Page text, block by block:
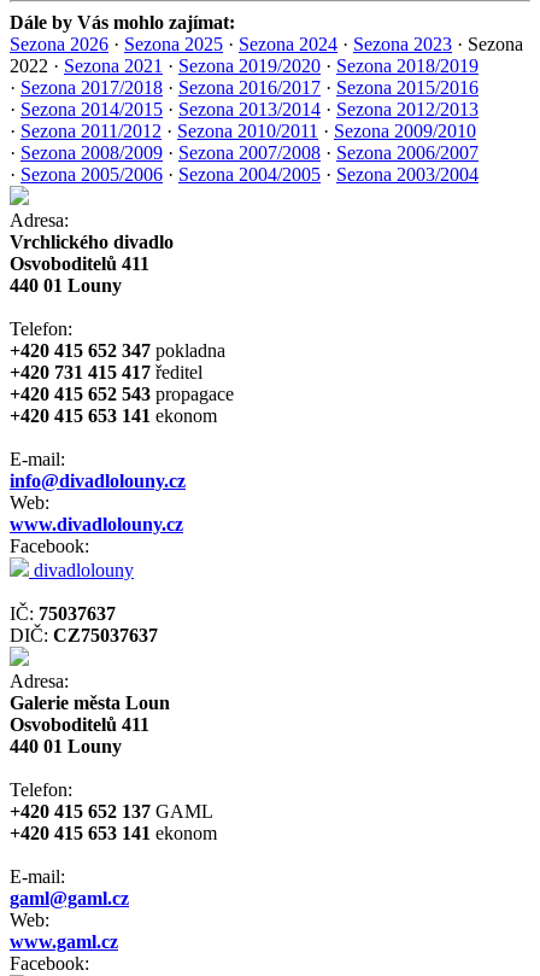
Dále by Vás mohlo zajímat:
Sezona 2026 · Sezona 2025 · Sezona 2024 · Sezona 2023 · Sezona
2022 · Sezona 2021 · Sezona 2019/2020 · Sezona 2018/2019
· Sezona 2017/2018 · Sezona 2016/2017 · Sezona 2015/2016
· Sezona 2014/2015 · Sezona 2013/2014 · Sezona 2012/2013
· Sezona 2011/2012 · Sezona 2010/2011 · Sezona 2009/2010
· Sezona 2008/2009 · Sezona 2007/2008 · Sezona 2006/2007
· Sezona 2005/2006 · Sezona 2004/2005 · Sezona 2003/2004
Adresa:
Vrchlického divadlo
Osvoboditelů 411
440 01 Louny
Telefon:
+420 415 652 347 pokladna
+420 731 415 417 ředitel
+420 415 652 543 propagace
+420 415 653 141 ekonom
E-mail:
info@divadlolouny.cz
Web:
www.divadlolouny.cz
Facebook:
divadlolouny
IČ: 75037637
DIČ: CZ75037637
Adresa:
Galerie města Loun
Osvoboditelů 411
440 01 Louny
Telefon:
+420 415 652 137 GAML
+420 415 653 141 ekonom
E-mail:
gaml@gaml.cz
Web:
www.gaml.cz
Facebook: